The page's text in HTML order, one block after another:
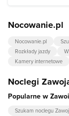
Nocowanie.pl
Nocowanie.pl
Rozkłady jazdy
Kamery internetowe
Noclegi
Popularne w Zawoi
Szukam noclegu